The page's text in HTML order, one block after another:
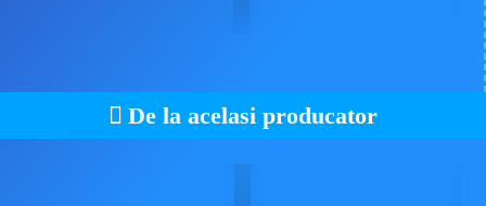
De la acelasi producator